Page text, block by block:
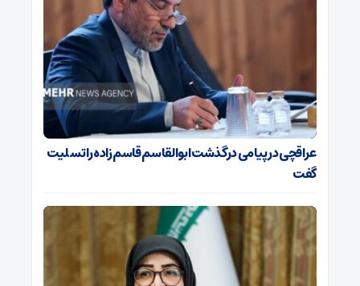
عراقچی در پیامی درگذشت ابوالقاسم قاسم‌زاده را تسلیت
گفت